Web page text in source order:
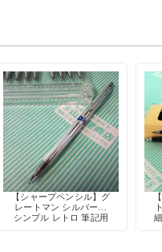
【シャープペンシル】グ
レートマン シルバー軸
シンプル レトロ 筆記用